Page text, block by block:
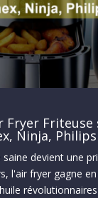
Fryer Friteuse
Ninja, Philips
saine devient une
l'air fryer gagne